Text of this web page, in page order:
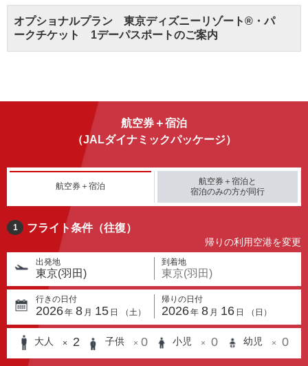
オプショナルプラン 東京ディズニーリゾート®・パ
ークチケット 1デーパスポートのご案内
航空券＋宿泊
（JALダイナミックパッケージ）
航空券＋宿泊
航空券＋宿泊と
宿泊のみの方が同行
1 フライト条件（往復）
帰りの利用空港を変更
出発地
東京(羽田)
到着地
東京(羽田)
行きの日付
2026年 8 月 15 日 （土）
帰りの日付
2026年 8 月 16 日 （ 日 ）
大人 × 2 子供 × 0 小児 × 0 幼児 × 0